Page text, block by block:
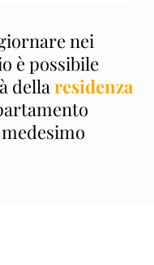
nei
è possibile
della residenza